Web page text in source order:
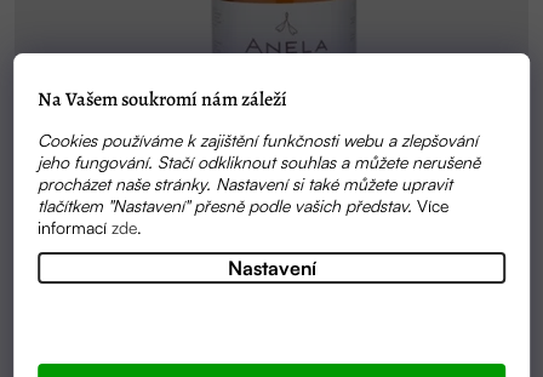
Na Vašem soukromí nám záleží
Cookies používáme k zajištění funkčnosti webu a zlepšování
jeho fungování. Stačí odkliknout souhlas a můžete nerušeně
procházet naše stránky. Nastavení si také můžete upravit
tlačítkem "Nastavení" přesně podle vašich představ.Více
informacízde.
Nastavení